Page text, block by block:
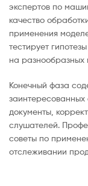
экспертов по
качество
применения
тестирует
на разнообразных
Конечный фаза
документы,
слушателей.
советы по
отслеживании